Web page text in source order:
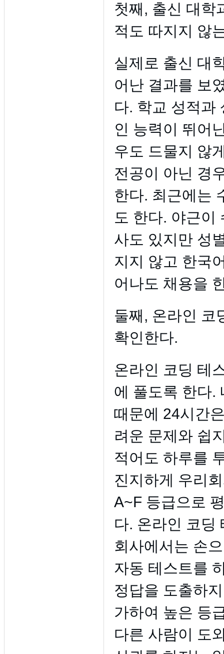
첫째, 출신 대학
적도 따지지 않
실제로 출신 대
어난 결과를 보
다. 학교 성적과
인 능력이 뛰어
우도 드물지 않
전공이 아닌 경
한다. 최근에는
도 한다. 야근이
사도 있지만 성
지지 않고 한국
어나도 채용을
둘째, 온라인 코
확인한다.
온라인 코딩 테
에 풀도록 한다.
때문에 24시간
려운 문제와 쉽
적어도 하루를
진지하게 우리
A~F 등급으로
다. 온라인 코딩
회사에서는 손
자동 테스트를
정답을 도출하
가하여 높은 등
다른 사람이 도